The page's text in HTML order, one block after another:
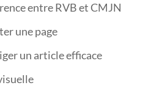
entre RVB et CMJN
une page
un article efficace